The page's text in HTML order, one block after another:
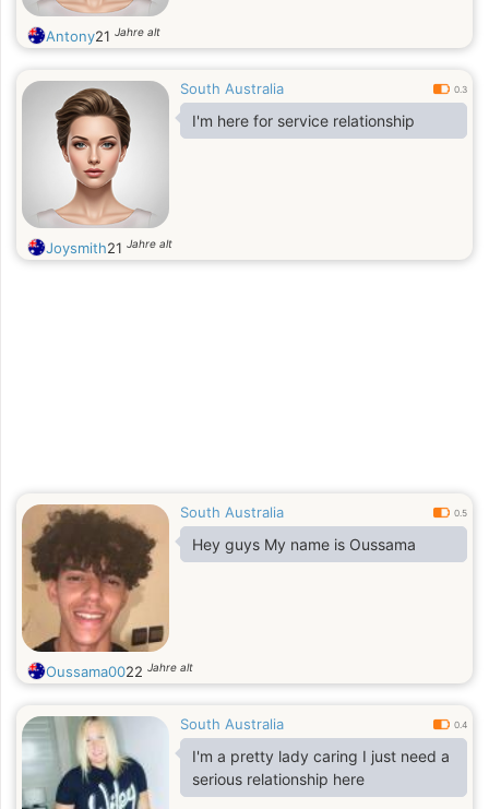
Antony21 Jahre alt
South Australia 0.3
I'm here for service relationship
Joysmith21 Jahre alt
South Australia 0.5
Hey guys My name is Oussama
Oussama0022 Jahre alt
South Australia 0.4
I'm a pretty lady caring I just need a
serious relationship here